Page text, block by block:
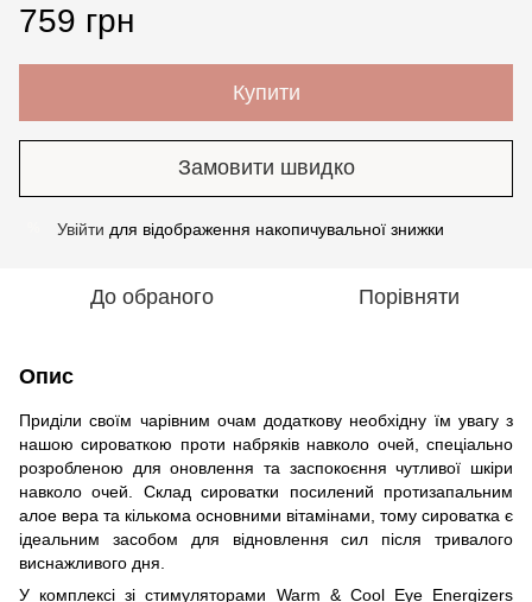
759 грн
Купити
Замовити швидко
Увійти для відображення накопичувальної знижки
До обраного Порівняти
Опис
Приділи своїм чарівним очам додаткову необхідну їм увагу з
нашою сироваткою проти набряків навколо очей, спеціально
розробленою для оновлення та заспокоєння чутливої шкіри
навколо очей. Склад сироватки посилений протизапальним
алое вера та кількома основними вітамінами, тому сироватка є
ідеальним засобом для відновлення сил після тривалого
виснажливого дня.
У комплексі зі стимуляторами Warm & Cool Eye Energizers